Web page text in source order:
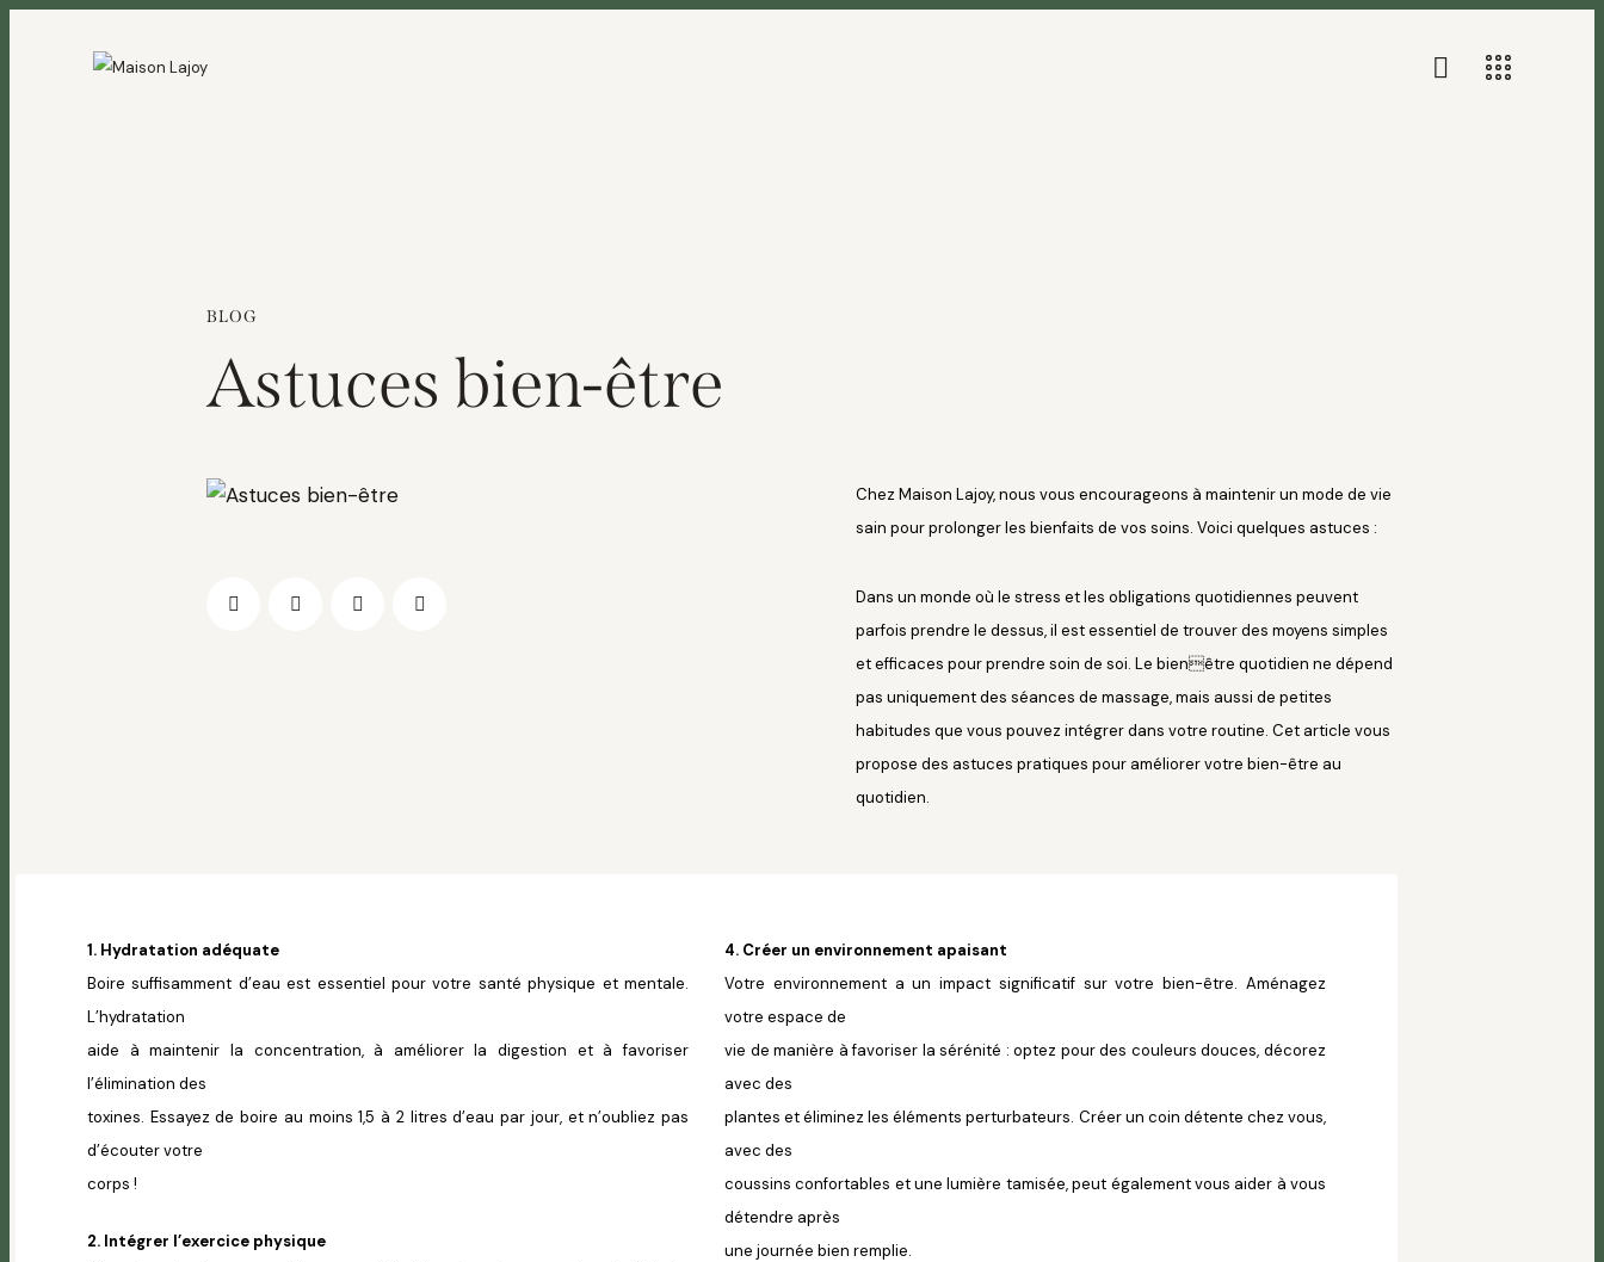
BLOG
Astuces bien-être
Chez Maison Lajoy, nous vous encourageons à maintenir un mode de vie
sain pour prolongerles bienfaits de vos soins. Voici quelques astuces :
Dans un monde où le stress et les obligations quotidiennes peuvent
parfois prendre le dessus,il est essentiel de trouver des moyens simples
et efficaces pour prendre soin de soi. Le bienêtre quotidien ne dépend
pas uniquement des séances de massage, mais aussi de petites
habitudes que vous pouvez intégrer dans votre routine. Cet article vous
propose des astuces pratiques pour améliorer votre bien-être au
quotidien.
1. Hydratation adéquate
Boire suffisamment d’eau est essentiel pour votre santé physique et mentale.
L’hydratation
aide à maintenir la concentration, à améliorer la digestion et à favoriser
l’élimination des
toxines. Essayez de boire au moins 1,5 à 2 litres d’eau par jour, et n’oubliez pas
d’écouter votre
corps !
2. Intégrer l’exercice physique
4. Créer un environnement apaisant
Votre environnement a un impact significatif sur votre bien-être. Aménagez
votre espace de
vie de manière à favoriser la sérénité : optez pour des couleurs douces, décorez
avec des
plantes et éliminez les éléments perturbateurs. Créer un coin détente chez vous,
avec des
coussins confortables et une lumière tamisée, peut également vous aider à vous
détendre après
une journée bien remplie.